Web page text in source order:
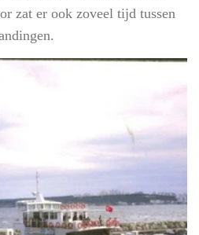
zat er ook zoveel tijd tussen